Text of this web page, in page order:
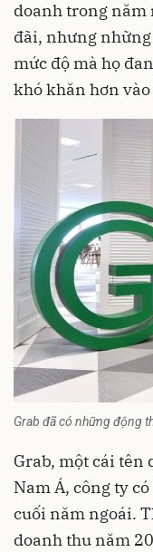
doanh trong năm
đãi, nhưng
mức độ mà họ
khó khăn hơn
Grab đã có những động
Grab, một cái tên
Nam Á, công ty
cuối năm ngoái.
doanh thu năm